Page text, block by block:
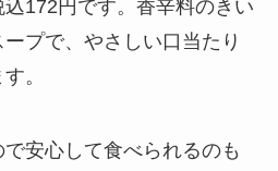
172円です。香辛料のきい
プで、やさしい口当たり
。
安心して食べられるのも